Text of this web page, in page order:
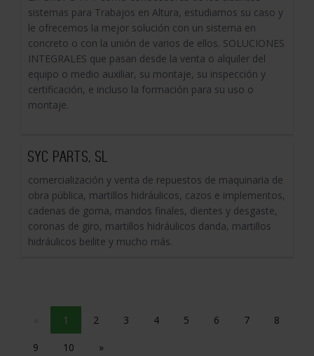
sistemas para Trabajos en Altura, estudiamos su caso y
le ofrecemos la mejor solución con un sistema en
concreto o con la unión de varios de ellos. SOLUCIONES
INTEGRALES que pasan desde la venta o alquiler del
equipo o medio auxiliar, su montaje, su inspección y
certificación, e incluso la formación para su uso o
montaje.
SYC PARTS, SL
comercialización y venta de repuestos de maquinaria de
obra pública, martillos hidráulicos, cazos e implementos,
cadenas de goma, mandos finales, dientes y desgaste,
coronas de giro, martillos hidráulicos danda, martillos
hidráulicos beilite y mucho más.
1 2 3 4 5 6 7 8
9 10 »